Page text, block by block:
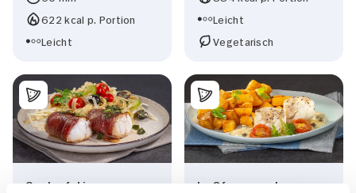
622 kcal p. Portion
Leicht
Leicht
Vegetarisch
Seeteufel in
Im Ofen gegarter